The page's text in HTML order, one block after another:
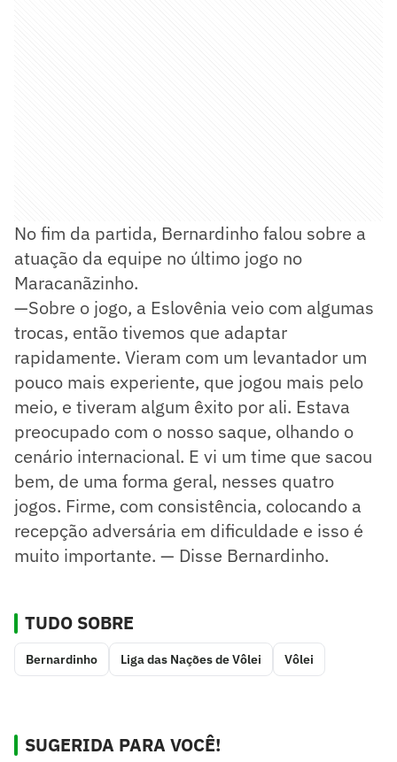
No fim da partida, Bernardinho falou sobre a
atuação da equipe no último jogo no
Maracanãzinho.
—Sobre o jogo, a Eslovênia veio com algumas
trocas, então tivemos que adaptar
rapidamente. Vieram com um levantador um
pouco mais experiente, que jogou mais pelo
meio, e tiveram algum êxito por ali. Estava
preocupado com o nosso saque, olhando o
cenário internacional. E vi um time que sacou
bem, de uma forma geral, nesses quatro
jogos. Firme, com consistência, colocando a
recepção adversária em dificuldade e isso é
muito importante. — Disse Bernardinho.
TUDO SOBRE
Bernardinho Liga das Nações de Vôlei Vôlei
SUGERIDA PARA VOCÊ!